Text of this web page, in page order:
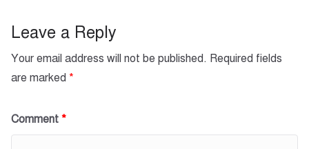
k
Leave a Reply
Your email address will not be published. Required fields
are marked *
Comment *